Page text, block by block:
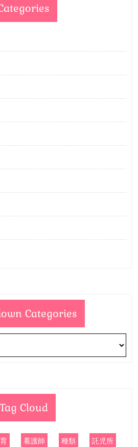
Categories
Tag Cloud
看護師 種類 託児所